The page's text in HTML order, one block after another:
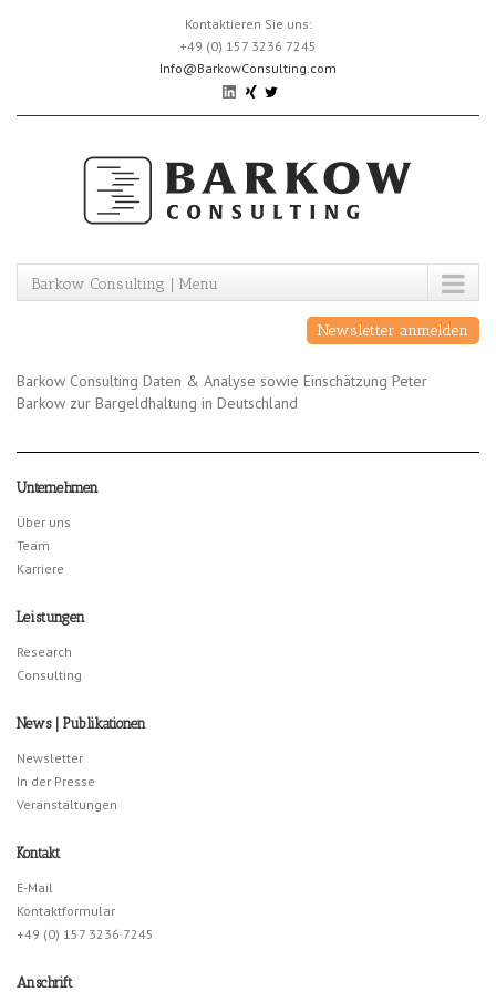
Kontaktieren Sie uns:
+49 (0) 157 3236 7245
Info@BarkowConsulting.com
Barkow Consulting | Menu
Newsletter anmelden
Barkow Consulting Daten & Analyse sowie Einschätzung Peter
Barkow zur Bargeldhaltung in Deutschland
Unternehmen
Über uns
Team
Karriere
Leistungen
Research
Consulting
News | Publikationen
Newsletter
In der Presse
Veranstaltungen
Kontakt
E-Mail
Kontaktformular
+49 (0) 157 3236 7245
Anschrift